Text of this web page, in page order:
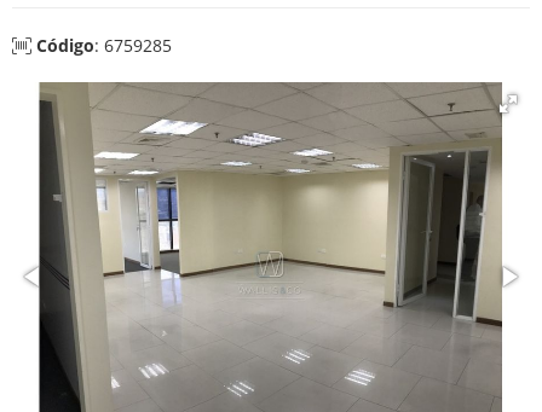
Código: 6759285